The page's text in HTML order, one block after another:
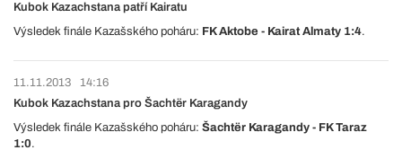
Kubok Kazachstana patří Kairatu
Výsledek finále Kazašského poháru: FK Aktobe - Kairat Almaty 1:4.
11.11.2013
14:16
Kubok Kazachstana pro Šachtër Karagandy
Výsledek finále Kazašského poháru: Šachtër Karagandy - FK Taraz
1:0.